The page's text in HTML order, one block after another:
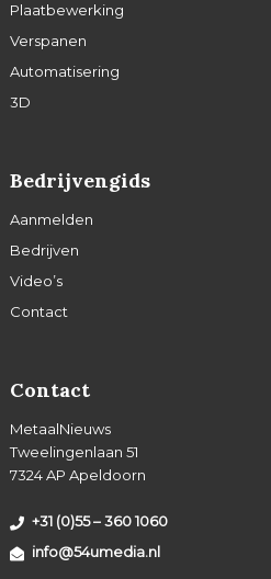
Plaatbewerking
Verspanen
Automatisering
3D
Bedrijvengids
Aanmelden
Bedrijven
Video’s
Contact
Contact
MetaalNieuws
Tweelingenlaan 51
7324 AP Apeldoorn
+31 (0)55 – 360 1060
info@54umedia.nl